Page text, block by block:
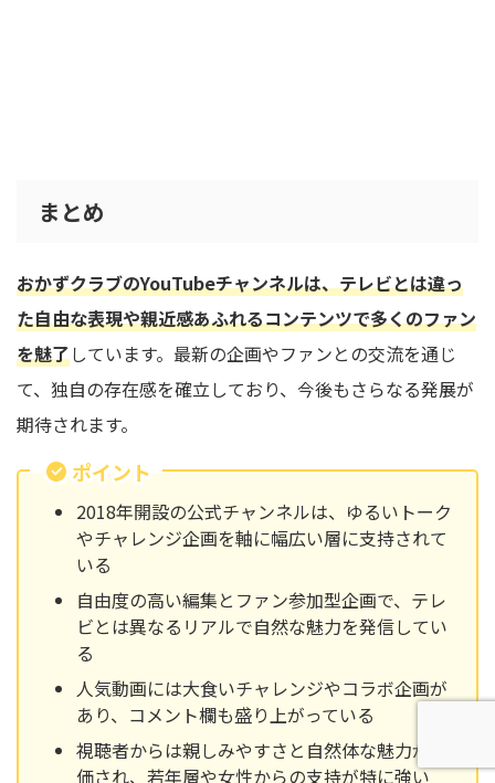
まとめ
おかずクラブのYouTubeチャンネルは、テレビとは違っ
た自由な表現や親近感あふれるコンテンツで多くのファン
を魅了しています。最新の企画やファンとの交流を通じ
て、独自の存在感を確立しており、今後もさらなる発展が
期待されます。
ポイント
2018年開設の公式チャンネルは、ゆるいトーク
やチャレンジ企画を軸に幅広い層に支持されて
いる
自由度の高い編集とファン参加型企画で、テレ
ビとは異なるリアルで自然な魅力を発信してい
る
人気動画には大食いチャレンジやコラボ企画が
あり、コメント欄も盛り上がっている
視聴者からは親しみやすさと自然体な魅力が評
価され、若年層や女性からの支持が特に強い